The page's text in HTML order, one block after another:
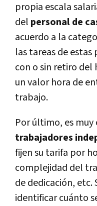
propia escala
del personal de
acuerdo a la
las tareas de estas
con o sin retiro del
un valor hora de
trabajo.
Por último, es muy
trabajadores
fijen su tarifa por
complejidad del
de dedicación, etc.
identificar cuánto